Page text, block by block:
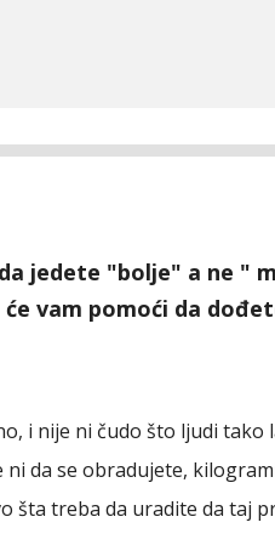
jedete "bolje" a ne "
vam pomoći da
i nije ni čudo što ljudi tako
da se obradujete,
šta treba da uradite da taj